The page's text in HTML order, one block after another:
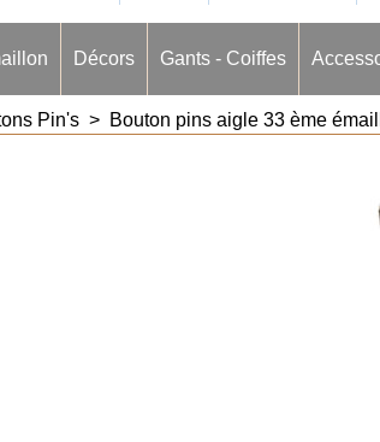
Décors Gants - Coiffes
Pin's > Bouton pins aigle 33 ème